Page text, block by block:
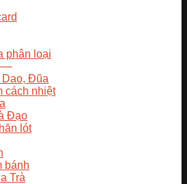
phân loại
Dao, Đũa
cách nhiệt
Đạo
lót
bánh
Trà